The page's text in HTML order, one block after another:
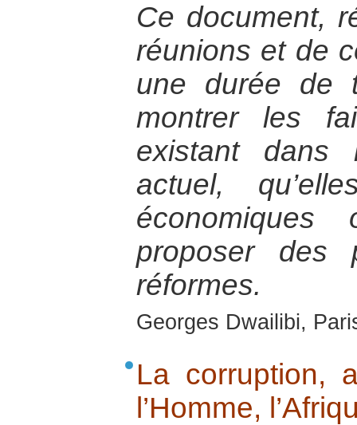
Ce document,
réunions et de
une durée de
montrer les
existant dans
actuel,
proposer des
réformes.
Georges Dwailibi,
La corruption,
l’Homme,